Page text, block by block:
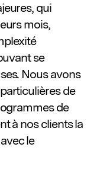
qui
mois,
se
Nous avons
de
de
à nos clients la
le